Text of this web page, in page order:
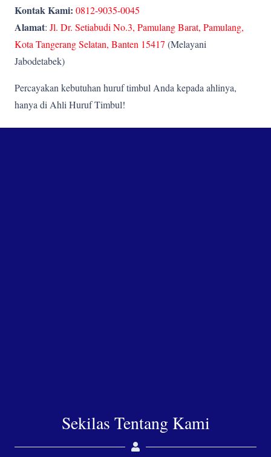
Kontak Kami: 0812-9035-0045
Alamat: Jl. Dr. Setiabudi No.3, Pamulang Barat, Pamulang,
Kota Tangerang Selatan, Banten 15417 (Melayani
Jabodetabek)
Percayakan kebutuhan huruf timbul Anda kepada ahlinya,
hanya di Ahli Huruf Timbul!
Sekilas Tentang Kami